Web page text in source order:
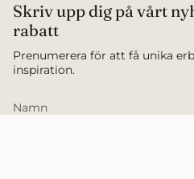
Skriv upp dig på vårt
rabatt
Prenumerera för att få unika
inspiration.